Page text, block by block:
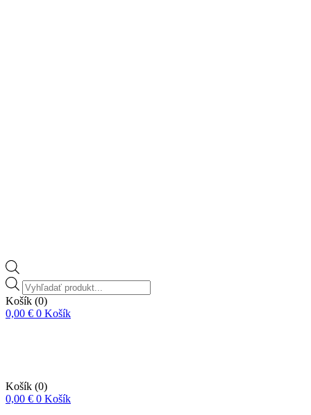
Vyhľadávanie
produktov
Košík (0)
0,00 € 0 Košík
Košík (0)
0,00 € 0 Košík